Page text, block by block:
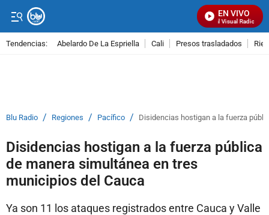
EN VIVO
Señal Visual Radio
Tendencias: Abelardo De La Espriella Cali Presos trasladados
Blu Radio / Regiones / Pacífico / Disidencias hostigan a la fuerza
Disidencias hostigan a la fuerza pública
de manera simultánea en tres
municipios del Cauca
Ya son 11 los ataques registrados entre Cauca y Valle